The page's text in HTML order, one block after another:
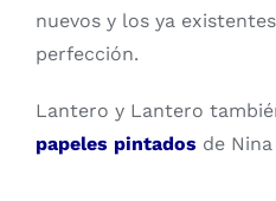
nuevos y los ya
perfección.
Lantero y Lantero
papeles pintados de